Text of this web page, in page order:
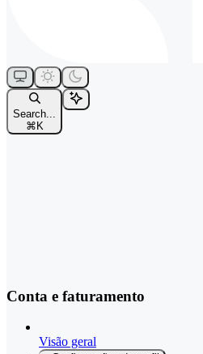
Search...
⌘ K
Conta e faturamento
Visão geral